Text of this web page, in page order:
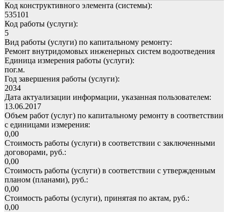
Код конструктивного элемента (системы):
535101
Код работы (услуги):
5
Вид работы (услуги) по капитальному ремонту:
Ремонт внутридомовых инженерных систем водоотведения
Единица измерения работы (услуги):
пог.м.
Год завершения работы (услуги):
2034
Дата актуализации информации, указанная пользователем:
13.06.2017
Объем работ (услуг) по капитальному ремонту в соответствии
с единицами измерения:
0,00
Стоимость работы (услуги) в соответствии с заключенными
договорами, руб.:
0,00
Стоимость работы (услуги) в соответствии с утвержденным
планом (планами), руб.:
0,00
Стоимость работы (услуги), принятая по актам, руб.:
0,00